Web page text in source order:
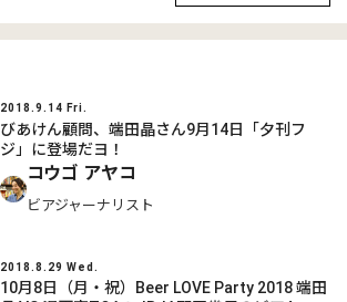
2018.9.14 Fri.
びあけん顧問、端田晶さん9月14日「夕刊フ
ジ」に登場だヨ！
コウゴ アヤコ
ビアジャーナリスト
2018.8.29 Wed.
10月8日（月・祝）Beer LOVE Party 2018 端田